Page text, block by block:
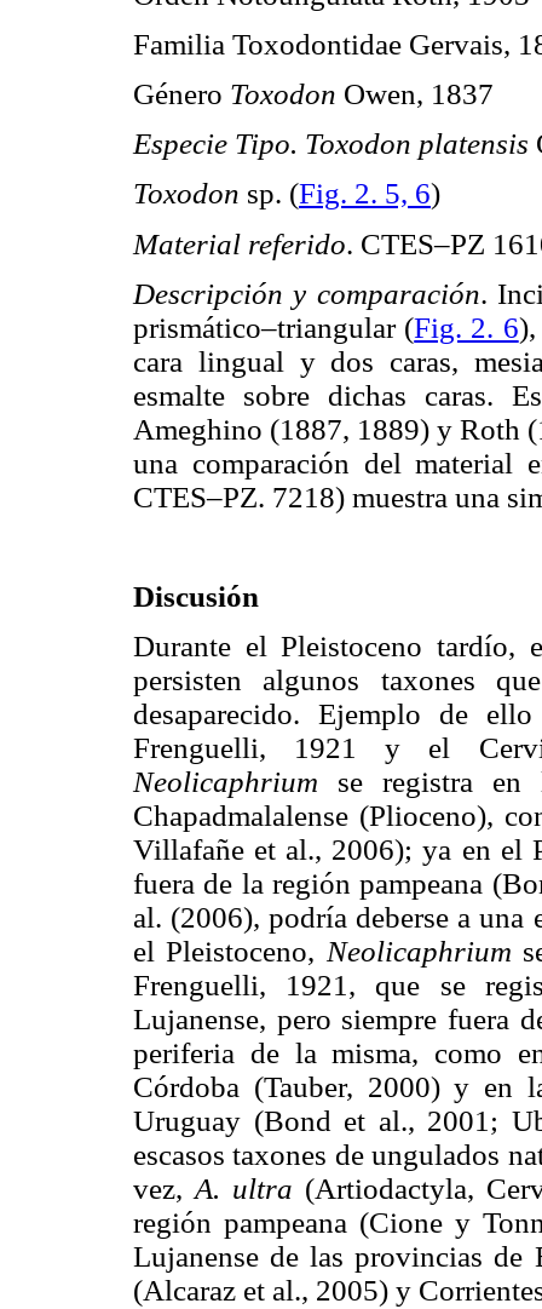
Familia Toxodontidae Gervais,
Género Toxodon Owen, 1837
Especie Tipo. Toxodon platensis
Toxodon sp. (Fig. 2. 5, 6)
Material referido. CTES–PZ
Descripción y comparación.
prismático–triangular (Fig. 2. 6),
cara lingual y dos caras,
esmalte sobre dichas caras.
Ameghino (1887, 1889) y Roth
una comparación del material
CTES–PZ. 7218) muestra una
Discusión
Durante el Pleistoceno tardío,
persisten algunos taxones
desaparecido. Ejemplo de
Frenguelli, 1921 y el
Neolicaphrium se registra en
Chapadmalalense (Plioceno),
Villafañe et al., 2006); ya en el
fuera de la región pampeana
al. (2006), podría deberse a
el Pleistoceno, Neolicaphrium
Frenguelli, 1921, que se
Lujanense, pero siempre fuera
periferia de la misma, como
Córdoba (Tauber, 2000) y en
Uruguay (Bond et al., 2001;
escasos taxones de ungulados
vez, A. ultra (Artiodactyla,
región pampeana (Cione y
Lujanense de las provincias
(Alcaraz et al., 2005) y